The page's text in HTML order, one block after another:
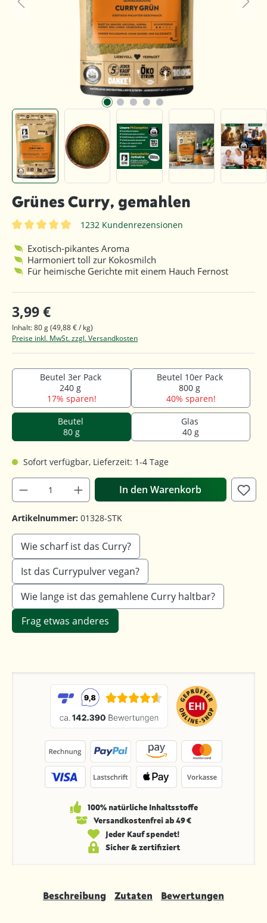
Grünes Curry, gemahlen
1232 Kundenrezensionen
Exotisch-pikantes Aroma
Harmoniert toll zur Kokosmilch
Für heimische Gerichte mit einem Hauch Fernost
3,99 €
Inhalt:80 g(49,88 € / kg)
Preise inkl. MwSt. zzgl. Versandkosten
Beutel 3er Pack
240 g
17% sparen!
Beutel 10er Pack
800 g
40% sparen!
Beutel
80 g
Glas
40 g
Sofort verfügbar, Lieferzeit: 1-4 Tage
In den Warenkorb
Artikelnummer: 01328-STK
Wie scharf ist das Curry?
Ist das Currypulver vegan?
Wie lange ist das gemahlene Curry haltbar?
Frag etwas anderes
100% natürliche Inhaltsstoffe
Versandkosten­frei ab 49 €
Jeder Kauf spendet!
Sicher & zertifiziert
Beschreibung Zutaten Bewertungen